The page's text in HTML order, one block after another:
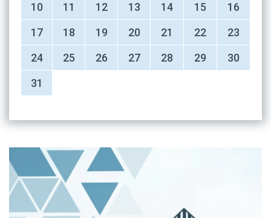
10
11 12 13 14 15
16
17
18 19 20 21 22
23
24
25 26 27 28 29
30
31